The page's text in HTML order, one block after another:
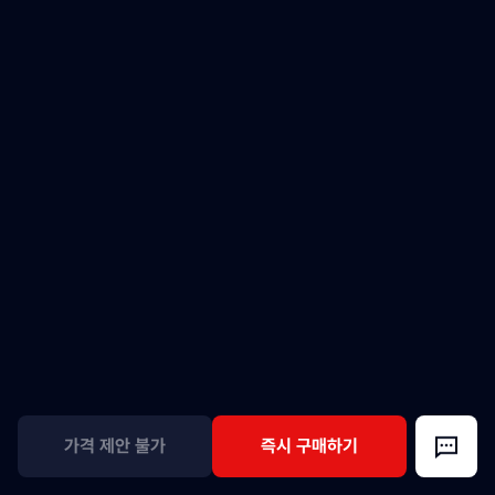
가격 제안 불가 즉시 구매하기